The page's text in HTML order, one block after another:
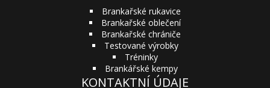
Brankařské rukavice
Brankařské oblečení
Brankařské chrániče
Testované výrobky
Tréninky
Brankářské kempy
KONTAKTNÍ ÚDAJE